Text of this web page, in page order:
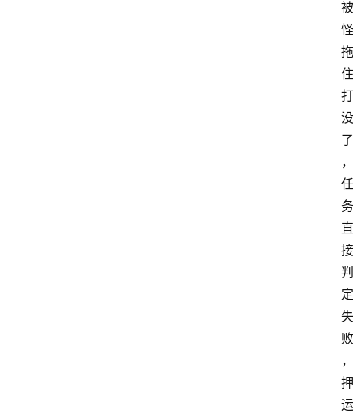
被
怪
拖
住
打
没
了
，
任
务
直
接
判
定
失
败
，
押
运